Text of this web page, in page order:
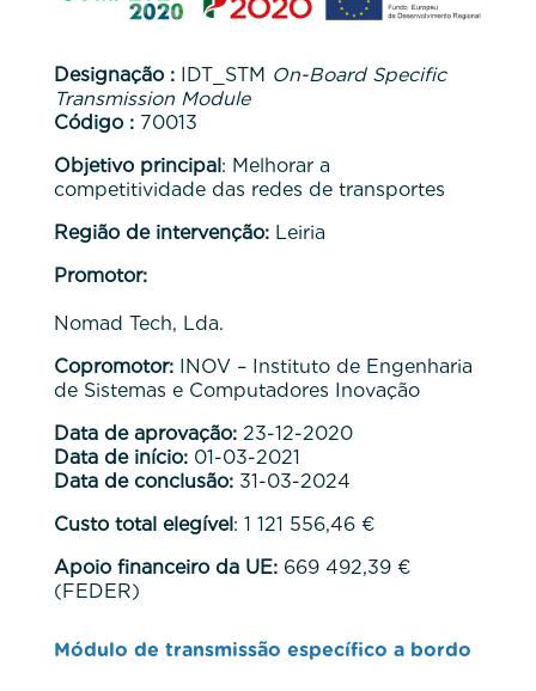
Designação : IDT_STM On-Board Specific
Transmission Module
Código : 70013
Objetivo principal : Melhorar a
competitividade das redes de transportes
Região de intervenção: Leiria
Promotor:
Nomad Tech, Lda.
Copromotor:INOV – Instituto de Engenharia
de Sistemas e Computadores Inovação
Data de aprovação: 23-12-2020
Data de início: 01-03-2021
Data de conclusão: 31-03-2024
Custo total elegível : 1 121 556,46 €
Apoio financeiro da UE: 669 492,39 €
(FEDER)
Módulo de transmissão específico a bordo